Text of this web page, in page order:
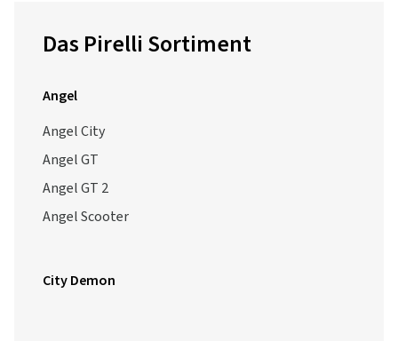
Das Pirelli Sortiment
Angel
Angel City
Angel GT
Angel GT 2
Angel Scooter
City Demon